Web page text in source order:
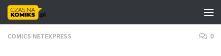
Skip to content
COMICS NETEXPRESS 0